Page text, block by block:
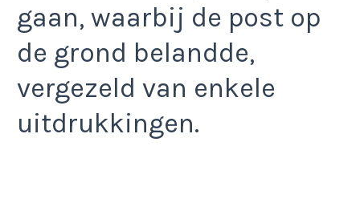
gaan, waarbij de post op
de grond belandde,
vergezeld van enkele
uitdrukkingen.